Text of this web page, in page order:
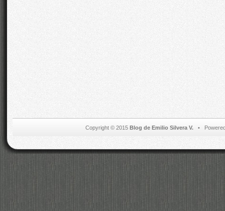
Copyright © 2015 Blog de Emilio Silvera V.•